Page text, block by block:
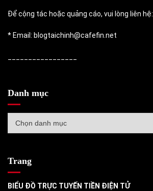
Để cộng tác hoặc quảng cáo, vui lòng liên hệ:
* Email: blogtaichinh@cafefin.net
Danh mục
mục
Trang
BIỂU ĐỒ TRỰC TUYẾN TIỀN ĐIỆN TỬ